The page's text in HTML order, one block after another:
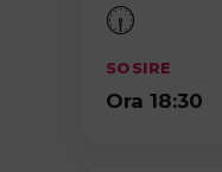
🕡
SOSIRE
Ora 18:30